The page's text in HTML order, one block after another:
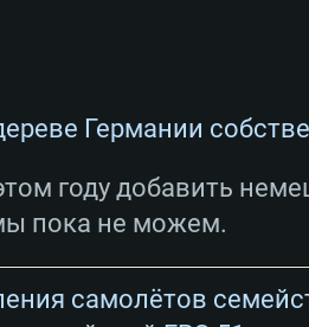
OS Big Sur 11.0
2.2GHz (Intel
Германии
году добавить
пока не можем.
самолётов